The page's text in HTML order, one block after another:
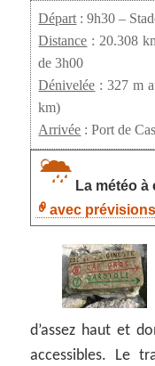
Départ: 9h30 –
Distance : 20.308
de 3h00
Dénivelée : 327 m
km)
Arrivée : Port de
La météo
avec
d’assez haut et
accessibles. Le